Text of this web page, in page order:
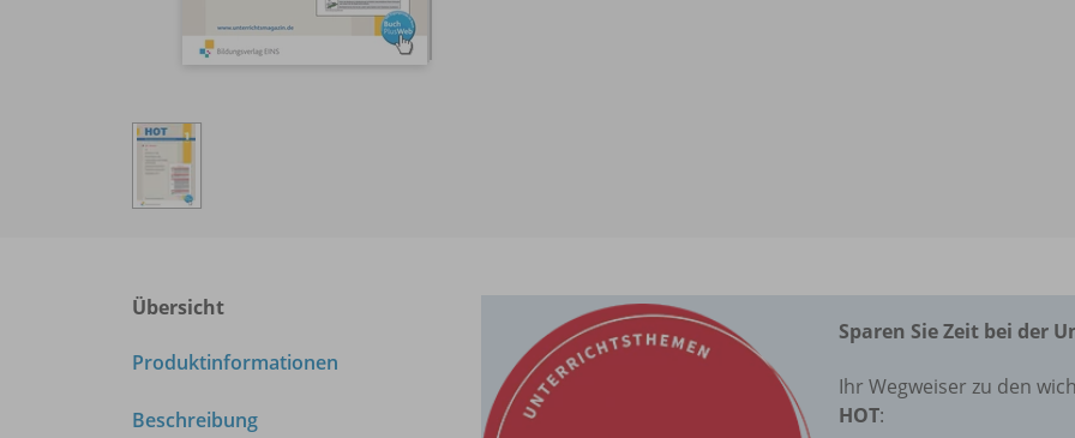
Übersicht
Produktinformationen
Beschreibung
Sparen Sie Zeit bei der
Ihr Wegweiser zu den
HOT: